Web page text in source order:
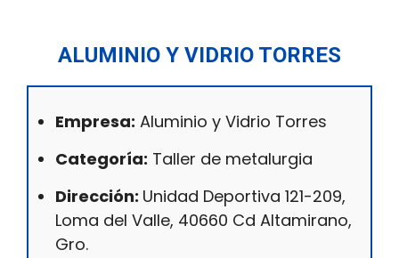
ALUMINIO Y VIDRIO TORRES
Empresa: Aluminio y Vidrio Torres
Categoría: Taller de metalurgia
Dirección: Unidad Deportiva 121-209,
Loma del Valle, 40660 Cd Altamirano,
Gro.